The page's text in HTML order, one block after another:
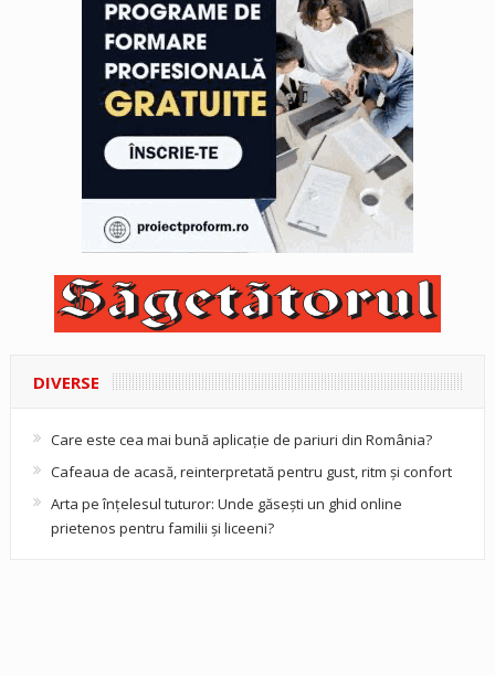
DIVERSE
Care este cea mai bună aplicație de pariuri din România?
Cafeaua de acasă, reinterpretată pentru gust, ritm și confort
Arta pe înțelesul tuturor: Unde găsești un ghid online
prietenos pentru familii și liceeni?